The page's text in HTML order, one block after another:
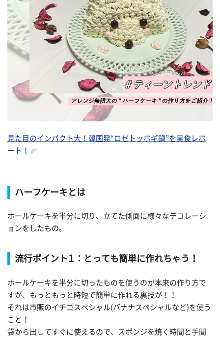
見た目のインパクト大！韓国発“ロゼトッポギ鍋”を実食レポ
ート！
ハーフケーキとは
ホールケーキを半分に切り、立てた側面に様々なデコレーシ
ョンをしたもの。
流行ポイント１：とっても簡単に作れちゃう！
ホールケーキを半分に切ったものを使うのが本来の作り方で
すが、もっともっと時短で簡単に作れる裏技が！！
それは市販のイチゴスペシャル(バナナスペシャルなど)を使う
こと！
袋から出してすぐに使えるので、スポンジを焼く時間と手間